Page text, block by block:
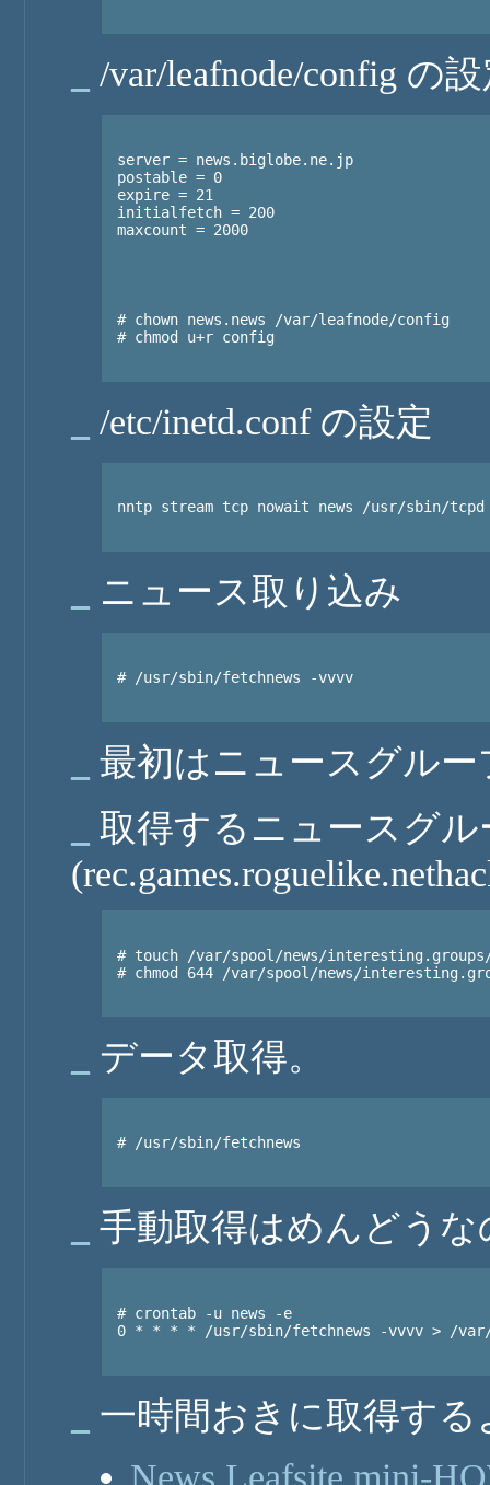
/var/leafnode/config の
server = news.biglobe.ne.jp
postable = 0
expire = 21
initialfetch = 200
maxcount = 2000
# chown news.news /var/leafnode/config
# chmod u+r config
/etc/inetd.conf の設定
nntp stream tcp nowait news /usr/sbin/
ニュース取り込み
# /usr/sbin/fetchnews -vvvv
最初はニュースグル
取得するニュースグ
# touch /var/spool/news/
# chmod 644 /var/spool/news/
データ取得。
# /usr/sbin/fetchnews
手動取得はめんどうな
# crontab -u news -e
0 * * * * /usr/sbin/fetchnews -vvvv > /var/
一時間おきに取得する
News Leafsite mini-